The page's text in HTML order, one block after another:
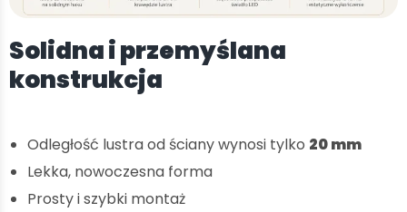
Solidna i przemyślana
konstrukcja
Odległość lustra od ściany wynosi tylko 20 mm
Lekka, nowoczesna forma
Prosty i szybki montaż